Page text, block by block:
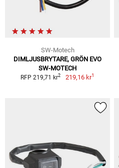
SW-Motech
DIMLJUSBRYTARE, GRÖN EVO
SW-MOTECH
RFP 219,71 kr2 219,16 kr1